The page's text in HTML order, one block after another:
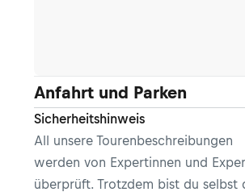
Anfahrt und Parken
Sicherheitshinweis
All unsere Tourenbeschreibungen
werden von Expertinnen und
überprüft. Trotzdem bist du selbst